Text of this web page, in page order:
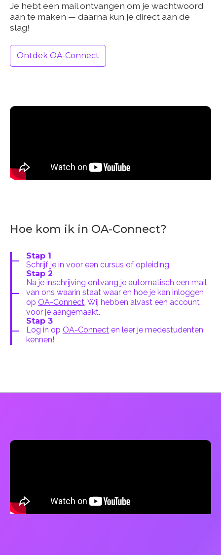
Je hebt een mail ontvangen om je wachtwoord
aan te maken — daarna kun je direct aan de
slag!
Ontdek OA-Connect
Hoe kom ik in OA-Connect?
Stap 1
Schrijf je in voor een cursus of opleiding.
Stap 2
Na je inschrijving ontvang je automatisch een mail
van ons waarin staat waar en hoe je kan inloggen
op OA-Connect. Wij hebben alvast een account
voor je aangemaakt.
Stap 3
Log in op OA-Connect en leer je medestudenten
kennen!